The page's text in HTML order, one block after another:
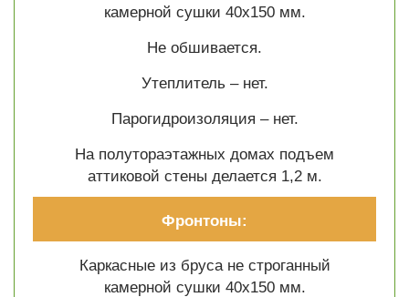
камерной сушки 40х150 мм.
Не обшивается.
Утеплитель – нет.
Парогидроизоляция – нет.
На полутораэтажных домах подъем
аттиковой стены делается 1,2 м.
Фронтоны:
Каркасные из бруса не строганный
камерной сушки 40х150 мм.